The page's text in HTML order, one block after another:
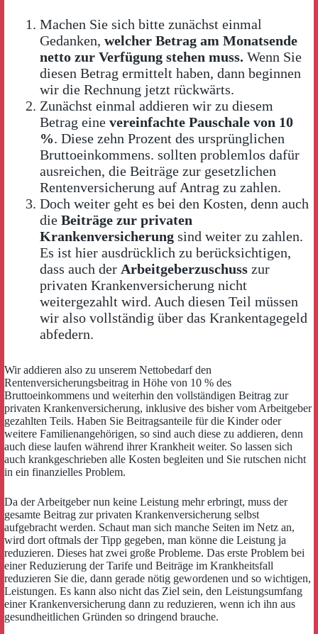
Machen Sie sich bitte zunächst einmal
Gedanken, welcher Betrag am Monatsende
netto zur Verfügung stehen muss. Wenn Sie
diesen Betrag ermittelt haben, dann beginnen
wir die Rechnung jetzt rückwärts.
Zunächst einmal addieren wir zu diesem
Betrag eine vereinfachte Pauschale von 10
%. Diese zehn Prozent des ursprünglichen
Bruttoeinkommens. sollten problemlos dafür
ausreichen, die Beiträge zur gesetzlichen
Rentenversicherung auf Antrag zu zahlen.
Doch weiter geht es bei den Kosten, denn auch
die Beiträge zur privaten
Krankenversicherung sind weiter zu zahlen.
Es ist hier ausdrücklich zu berücksichtigen,
dass auch der Arbeitgeberzuschuss zur
privaten Krankenversicherung nicht
weitergezahlt wird. Auch diesen Teil müssen
wir also vollständig über das Krankentagegeld
abfedern.
Wir addieren also zu unserem Nettobedarf den
Rentenversicherungsbeitrag in Höhe von 10 % des
Bruttoeinkommens und weiterhin den vollständigen Beitrag zur
privaten Krankenversicherung, inklusive des bisher vom Arbeitgeber
gezahlten Teils. Haben Sie Beitragsanteile für die Kinder oder
weitere Familienangehörigen, so sind auch diese zu addieren, denn
auch diese laufen während ihrer Krankheit weiter. So lassen sich
auch krankgeschrieben alle Kosten begleiten und Sie rutschen nicht
in ein finanzielles Problem.
Da der Arbeitgeber nun keine Leistung mehr erbringt, muss der
gesamte Beitrag zur privaten Krankenversicherung selbst
aufgebracht werden. Schaut man sich manche Seiten im Netz an,
wird dort oftmals der Tipp gegeben, man könne die Leistung ja
reduzieren. Dieses hat zwei große Probleme. Das erste Problem bei
einer Reduzierung der Tarife und Beiträge im Krankheitsfall
reduzieren Sie die, dann gerade nötig gewordenen und so wichtigen,
Leistungen. Es kann also nicht das Ziel sein, den Leistungsumfang
einer Krankenversicherung dann zu reduzieren, wenn ich ihn aus
gesundheitlichen Gründen so dringend brauche.